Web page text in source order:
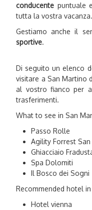
conducente puntuale
tutta la vostra vacanza.
Gestiamo anche il
sportive.
Di seguito un elenco
visitare a San Martino
al vostro fianco per
trasferimenti.
What to see in San
Passo Rolle
Agility Forrest
Ghiacciaio
Spa Dolomiti
Il Bosco dei Sogni
Recommended hotel
Hotel vienna